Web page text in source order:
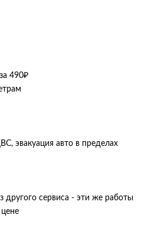
490₽
эвакуация авто в пределах
другого сервиса - эти же работы